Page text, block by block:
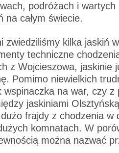
podróżach i wartych
na całym świecie.
zwiedziliśmy kilka jaskiń
techniczne
z Wojcieszowa, jaskinie
Pomimo niewielkich
wspinaczka na war, czy z
jaskiniami
frajdy z chodzenia w
komnatach. W
można nazwać